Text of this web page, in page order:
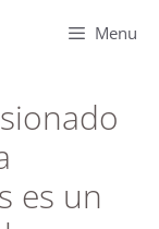
Menu
es un